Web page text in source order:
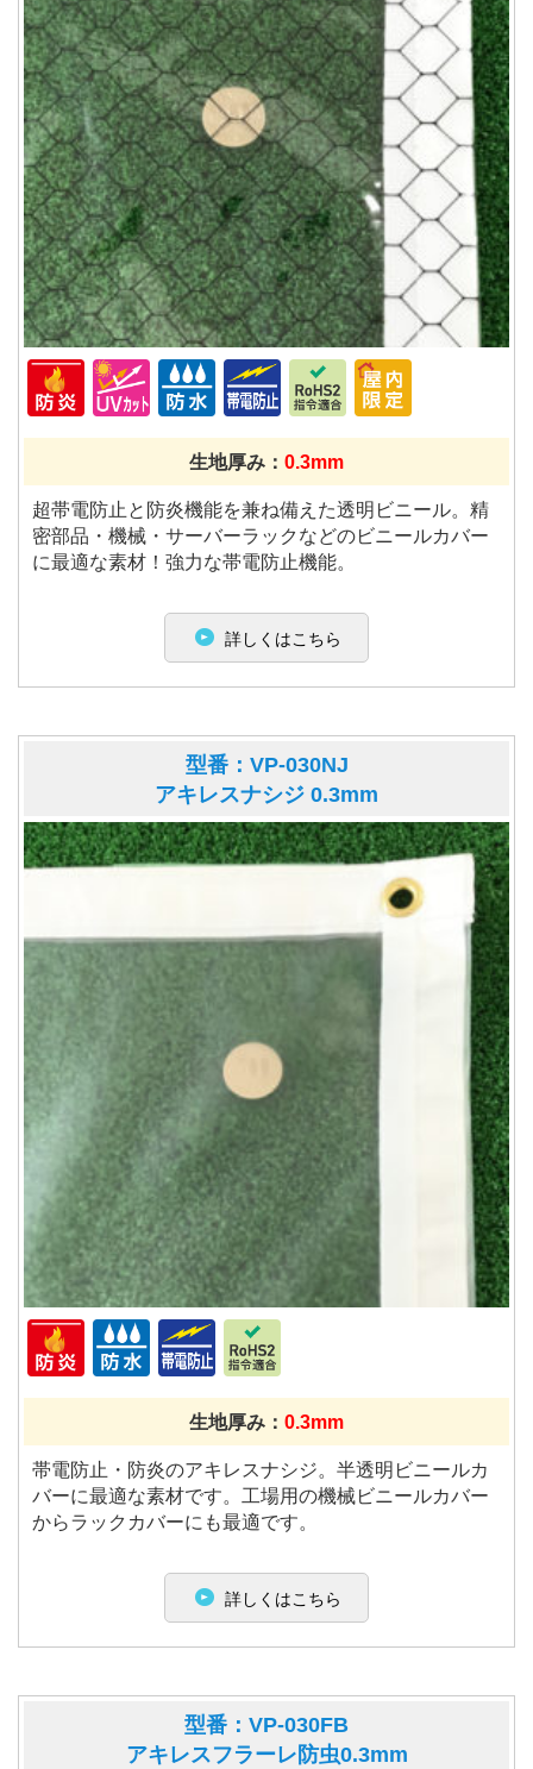
生地厚み： 0.3mm
超帯電防止と防炎機能を兼ね備えた透明ビニール。精
密部品・機械・サーバーラックなどのビニールカバー
に最適な素材！強力な帯電防止機能。
詳しくはこちら
型番：VP-030NJ
アキレスナシジ 0.3mm
生地厚み： 0.3mm
帯電防止・防炎のアキレスナシジ。半透明ビニールカ
バーに最適な素材です。工場用の機械ビニールカバー
からラックカバーにも最適です。
詳しくはこちら
型番：VP-030FB
アキレスフラーレ防虫0.3mm